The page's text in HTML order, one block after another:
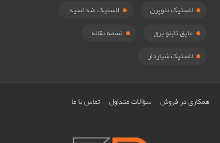
لاستیک نئوپرن
لاستیک ضد اسید
عایق تابلو برق
تسمه نقاله
لاستیک شیاردار
همکاری در فروش سؤالات متداول تماس با ما